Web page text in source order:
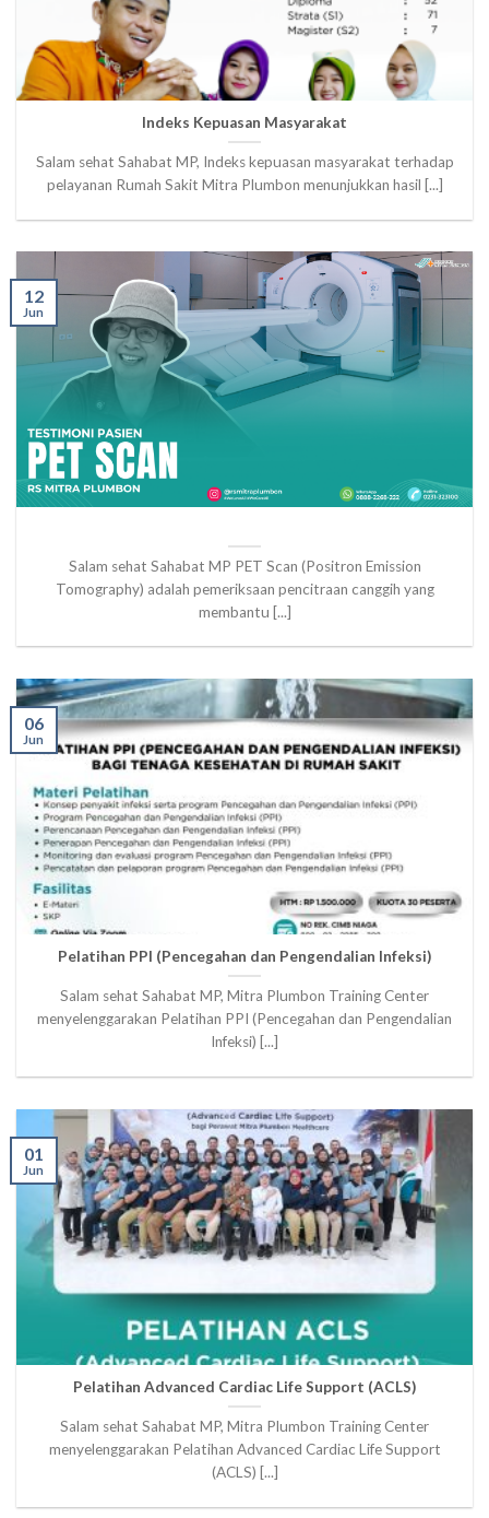
Indeks Kepuasan Masyarakat
Salam sehat Sahabat MP, Indeks kepuasan masyarakat terhadap
pelayanan Rumah Sakit Mitra Plumbon menunjukkan hasil [...]
Salam sehat Sahabat MP PET Scan (Positron Emission
Tomography) adalah pemeriksaan pencitraan canggih yang
membantu [...]
12
Jun
Pelatihan PPI (Pencegahan dan Pengendalian Infeksi)
Salam sehat Sahabat MP, Mitra Plumbon Training Center
menyelenggarakan Pelatihan PPI (Pencegahan dan Pengendalian
Infeksi) [...]
06
Jun
Pelatihan Advanced Cardiac Life Support (ACLS)
Salam sehat Sahabat MP, Mitra Plumbon Training Center
menyelenggarakan Pelatihan Advanced Cardiac Life Support
(ACLS) [...]
01
Jun